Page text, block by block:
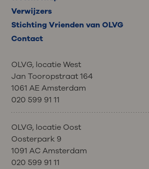
Verwijzers
Stichting Vrienden van OLVG
Contact
OLVG, locatie West
Jan Tooropstraat 164
1061 AE Amsterdam
020 599 91 11
OLVG, locatie Oost
Oosterpark 9
1091 AC Amsterdam
020 599 91 11